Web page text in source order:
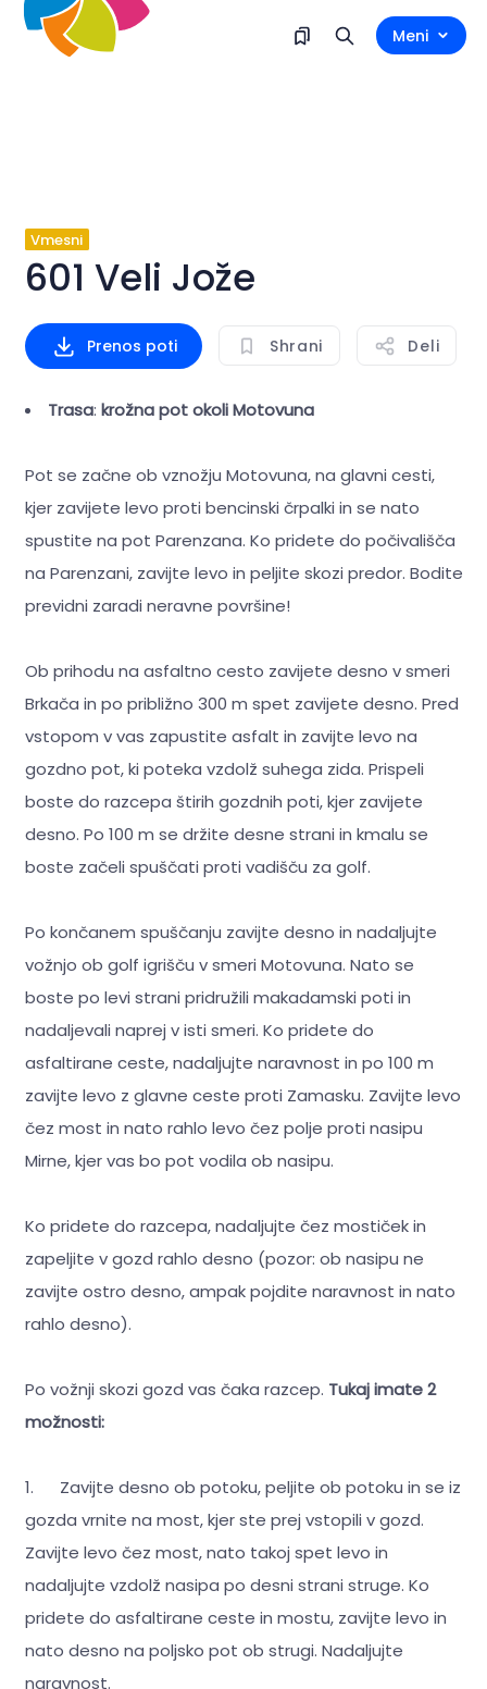
Meni
Vmesni
601 Veli Jože
Prenos poti Shrani Deli
Trasa: krožna pot okoli Motovuna
Pot se začne ob vznožju Motovuna, na glavni cesti,
kjer zavijete levo proti bencinski črpalki in se nato
spustite na pot Parenzana. Ko pridete do počivališča
na Parenzani, zavijte levo in peljite skozi predor. Bodite
previdni zaradi neravne površine!
Ob prihodu na asfaltno cesto zavijete desno v smeri
Brkača in po približno 300 m spet zavijete desno. Pred
vstopom v vas zapustite asfalt in zavijte levo na
gozdno pot, ki poteka vzdolž suhega zida. Prispeli
boste do razcepa štirih gozdnih poti, kjer zavijete
desno. Po 100 m se držite desne strani in kmalu se
boste začeli spuščati proti vadišču za golf.
Po končanem spuščanju zavijte desno in nadaljujte
vožnjo ob golf igrišču v smeri Motovuna. Nato se
boste po levi strani pridružili makadamski poti in
nadaljevali naprej v isti smeri. Ko pridete do
asfaltirane ceste, nadaljujte naravnost in po 100 m
zavijte levo z glavne ceste proti Zamasku. Zavijte levo
čez most in nato rahlo levo čez polje proti nasipu
Mirne, kjer vas bo pot vodila ob nasipu.
Ko pridete do razcepa, nadaljujte čez mostiček in
zapeljite v gozd rahlo desno (pozor: ob nasipu ne
zavijte ostro desno, ampak pojdite naravnost in nato
rahlo desno).
Po vožnji skozi gozd vas čaka razcep. Tukaj imate 2
možnosti:
1. Zavijte desno ob potoku, peljite ob potoku in se iz
gozda vrnite na most, kjer ste prej vstopili v gozd.
Zavijte levo čez most, nato takoj spet levo in
nadaljujte vzdolž nasipa po desni strani struge. Ko
pridete do asfaltirane ceste in mostu, zavijte levo in
nato desno na poljsko pot ob strugi. Nadaljujte
naravnost.